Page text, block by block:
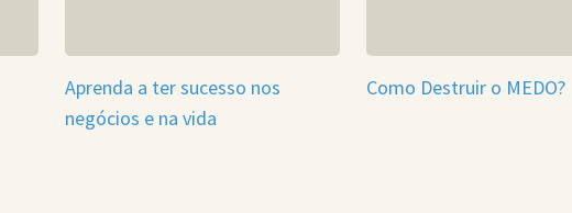
Aprenda a ter sucesso nos
negócios e na vida
Como Destruir o MEDO?